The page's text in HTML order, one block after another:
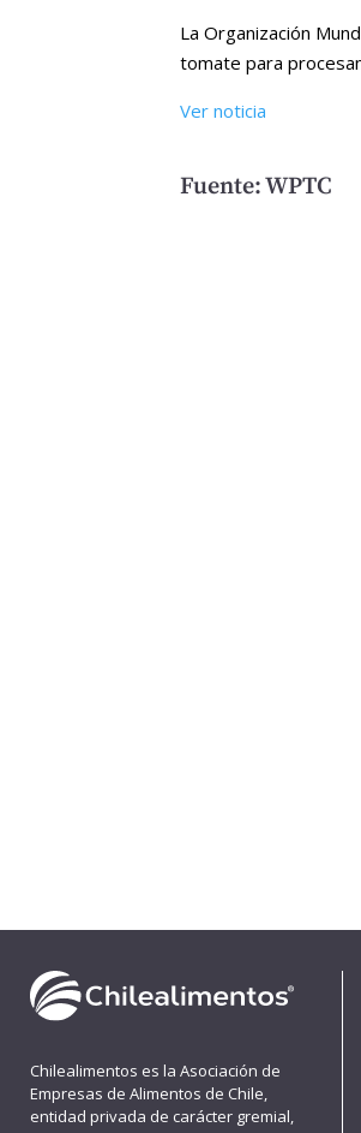
La Organización
tomate para
Ver noticia
Fuente: WPTC
Chilealimentos es la Asociación de
Empresas de Alimentos de Chile,
entidad privada de carácter gremial,